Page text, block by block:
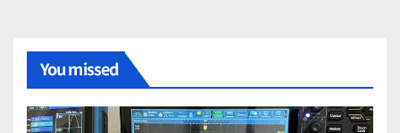
You missed